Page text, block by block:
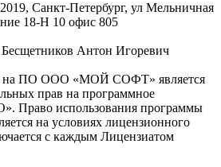
Санкт-Петербург, ул Мельничная
18-Н 10 офис 805
Антон Игоревич
на ПО ООО «МОЙ СОФТ» является
прав на программное
Право использования программы
на условиях лицензионного
с каждым Лицензиатом